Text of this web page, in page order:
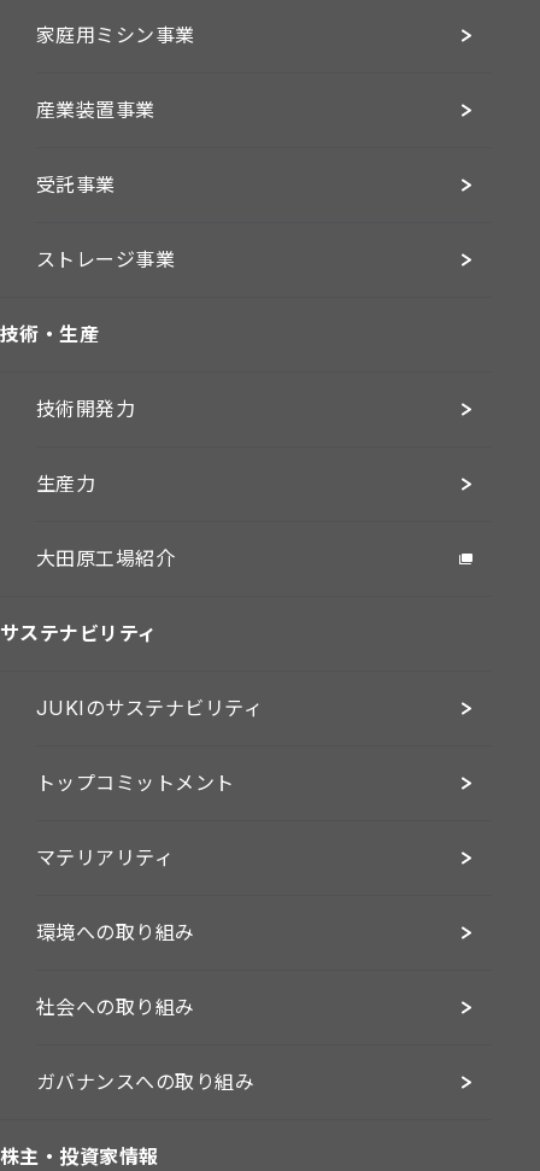
家庭用ミシン事業
産業装置事業
受託事業
ストレージ事業
技術・生産
技術開発力
生産力
大田原工場紹介
サステナビリティ
JUKIのサステナビリティ
トップコミットメント
マテリアリティ
環境への取り組み
社会への取り組み
ガバナンスへの取り組み
株主・投資家情報